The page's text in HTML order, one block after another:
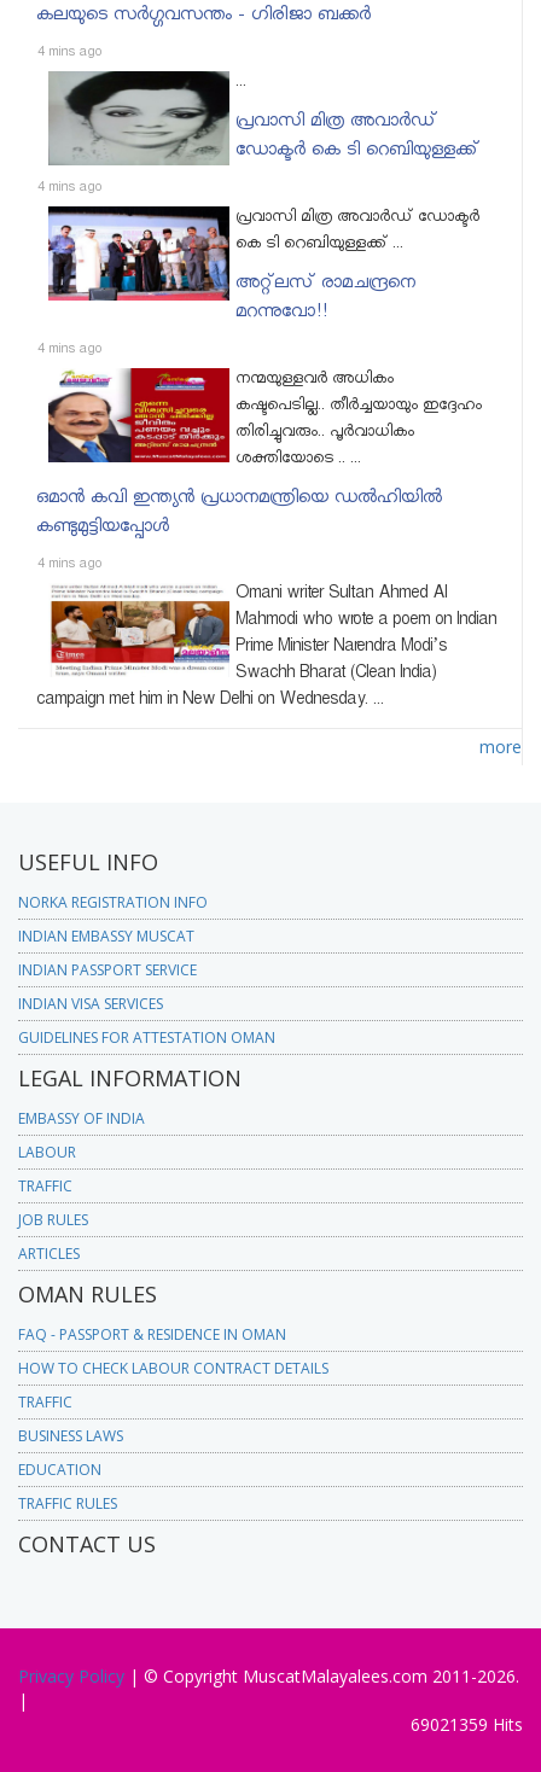
കലയുടെ സർഗ്ഗവസന്തം - ഗിരിജാ ബക്കർ
4 mins ago
...
പ്രവാസി മിത്ര അവാർഡ്
ഡോക്ടർ കെ ടി റെബിയുള്ളക്ക്
4 mins ago
പ്രവാസി മിത്ര അവാർഡ് ഡോക്ടർ
കെ ടി റെബിയുള്ളക്ക് ...
അറ്റ്‌ലസ് രാമചന്ദ്രനെ
മറന്നുവോ!!
4 mins ago
നന്മയുള്ളവര്‍ അധികം
കഷ്ടപെടില്ല.. തീര്‍ച്ചയായും ഇദ്ദേഹം
തിരിച്ചുവരും.. പൂര്‍വാധികം
ശക്തിയോടെ .. ...
ഒമാന്‍ കവി ഇന്ത്യന്‍ പ്രധാനമന്ത്രിയെ ഡല്‍ഹിയില്‍
കണ്ടുമുട്ടിയപ്പോള്‍
4 mins ago
Omani writer Sultan Ahmed Al
Mahmodi who wrote a poem on Indian
Prime Minister Narendra Modi’s
Swachh Bharat (Clean India)
campaign met him in New Delhi on Wednesday. ...
more
USEFUL INFO
NORKA REGISTRATION INFO
INDIAN EMBASSY MUSCAT
INDIAN PASSPORT SERVICE
INDIAN VISA SERVICES
GUIDELINES FOR ATTESTATION OMAN
LEGAL INFORMATION
EMBASSY OF INDIA
LABOUR
TRAFFIC
JOB RULES
ARTICLES
OMAN RULES
FAQ - PASSPORT & RESIDENCE IN OMAN
HOW TO CHECK LABOUR CONTRACT DETAILS
TRAFFIC
BUSINESS LAWS
EDUCATION
TRAFFIC RULES
CONTACT US
Privacy Policy | © Copyright MuscatMalayalees.com 2011-2026.
|
69021359 Hits